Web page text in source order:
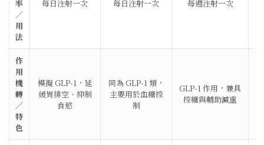
率
／
用
法
每日注射一次 每日注射一次 每週注射一次
作
用
機
轉
／
特
色
模擬 GLP-1，延
緩胃排空、抑制
食慾
同為 GLP-1 類，
主要用於血糖控
制
GLP-1 作用，兼具
控糖與輔助減重